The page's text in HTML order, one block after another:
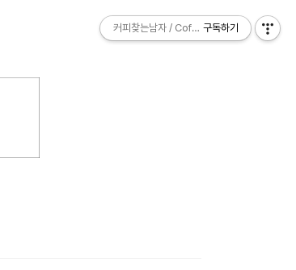
커피찾는남자 / Coffee Explorer
구독하기
커피찾는남자 / Coffee Explorer
구독하기